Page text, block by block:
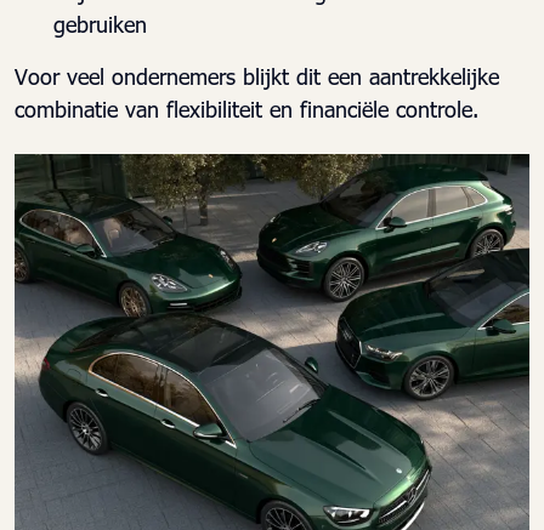
gebruiken
Voor veel ondernemers blijkt dit een aantrekkelijke
combinatie van flexibiliteit en financiële controle.